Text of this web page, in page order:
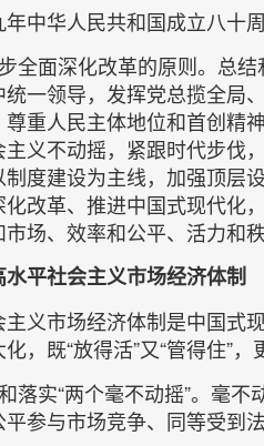
年中华人民共和国成立八十
步全面深化改革的原则。总
一领导，发挥党总揽全局
尊重人民主体地位和首创精
义不动摇，紧跟时代步伐
度建设为主线，加强顶层
改革、推进中国式现代化
场、效率和公平、活力和
水平社会主义市场经济体制
主义市场经济体制是中国式
，既“放得活”又“管得住”
和落实“两个毫不动摇”。毫
参与市场竞争、同等受到